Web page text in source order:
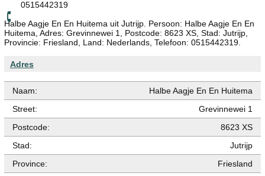
0515442319
Halbe Aagje En En Huitema uit Jutrijp. Persoon: Halbe Aagje En En
Huitema, Adres: Grevinnewei 1, Postcode: 8623 XS, Stad: Jutrijp,
Provincie: Friesland, Land: Nederlands, Telefoon: 0515442319.
Adres
Naam:
Halbe Aagje En En Huitema
Street:
Grevinnewei 1
Postcode:
8623 XS
Stad:
Jutrijp
Province:
Friesland